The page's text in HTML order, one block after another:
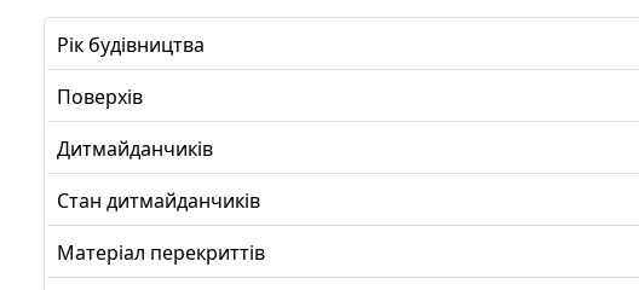
Рік будівництва
Поверхів
Дитмайданчиків
Стан дитмайданчиків
Матеріал перекриттів